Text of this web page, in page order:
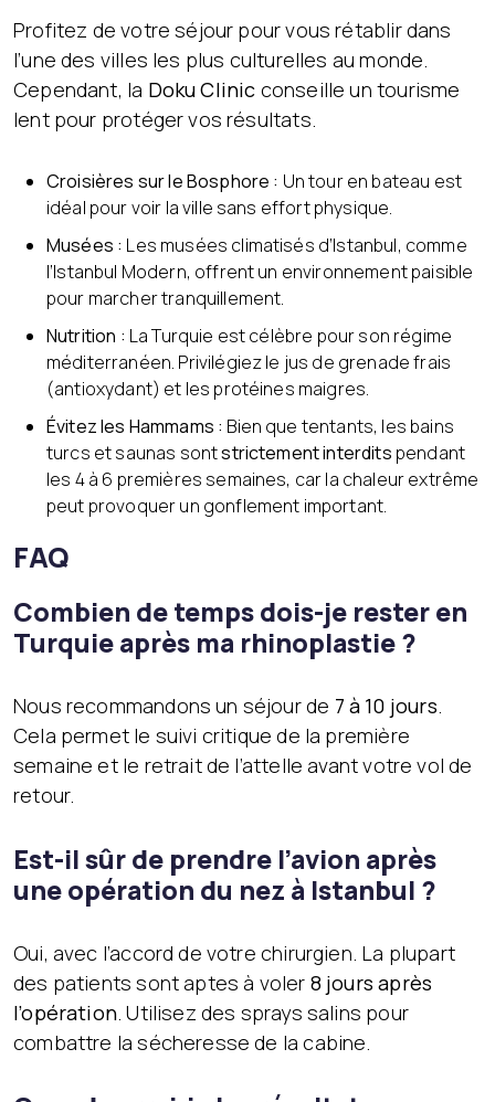
Profitez de votre séjour pour vous rétablir dans
l’une des villes les plus culturelles au monde.
Cependant, la Doku Clinic conseille un tourisme
lent pour protéger vos résultats.
Croisières sur le Bosphore : Un tour en bateau est
idéal pour voir la ville sans effort physique.
Musées : Les musées climatisés d’Istanbul, comme
l’Istanbul Modern, offrent un environnement paisible
pour marcher tranquillement.
Nutrition : La Turquie est célèbre pour son régime
méditerranéen. Privilégiez le jus de grenade frais
(antioxydant) et les protéines maigres.
Évitez les Hammams : Bien que tentants, les bains
turcs et saunas sontstrictement interdits pendant
les 4 à 6 premières semaines, car la chaleur extrême
peut provoquer un gonflement important.
FAQ
Combien de temps dois-je rester en
Turquie après ma rhinoplastie ?
Nous recommandons un séjour de 7 à 10 jours.
Cela permet le suivi critique de la première
semaine et le retrait de l’attelle avant votre vol de
retour.
Est-il sûr de prendre l’avion après
une opération du nez à Istanbul ?
Oui, avec l’accord de votre chirurgien. La plupart
des patients sont aptes à voler 8 jours après
l’opération. Utilisez des sprays salins pour
combattre la sécheresse de la cabine.